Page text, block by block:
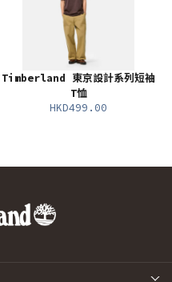
Timberland 東京設計系列短袖
T恤
HKD499.00